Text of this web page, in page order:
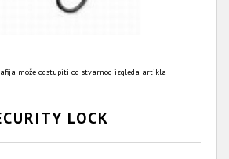
može odstupiti od stvarnog izgleda artikla
LOCK